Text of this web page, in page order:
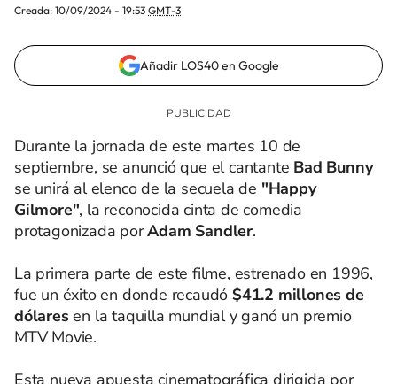
Creada: 10/09/2024 - 19:53 GMT-3
Añadir LOS40 en Google
Durante la jornada de este martes 10 de
septiembre, se anunció que el cantante Bad Bunny
se unirá al elenco de la secuela de "Happy
Gilmore", la reconocida cinta de comedia
protagonizada porAdam Sandler.
La primera parte de este filme, estrenado en 1996,
fue un éxito en donde recaudó $41.2 millones de
dólaresen la taquilla mundial y ganó un premio
MTV Movie.
Esta nueva apuesta cinematográfica dirigida por